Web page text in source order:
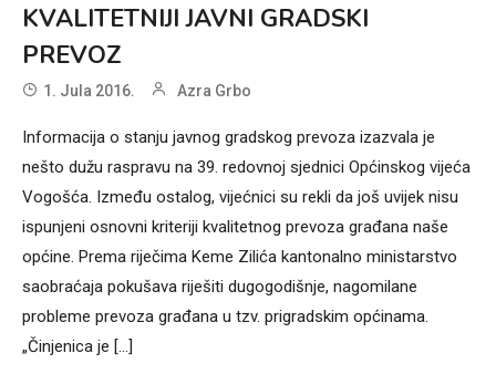
KVALITETNIJI JAVNI GRADSKI
PREVOZ
1. Jula 2016. Azra Grbo
Informacija o stanju javnog gradskog prevoza izazvala je
nešto dužu raspravu na 39. redovnoj sjednici Općinskog vijeća
Vogošća. Između ostalog, vijećnici su rekli da još uvijek nisu
ispunjeni osnovni kriteriji kvalitetnog prevoza građana naše
općine. Prema riječima Keme Zilića kantonalno ministarstvo
saobraćaja pokušava riješiti dugogodišnje, nagomilane
probleme prevoza građana u tzv. prigradskim općinama.
„Činjenica je [...]